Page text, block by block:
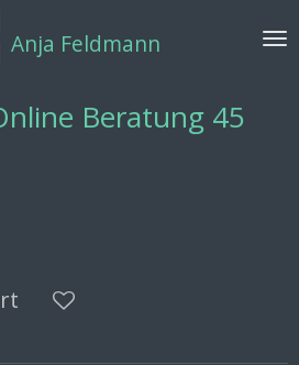
Anja Feldmann
Beratung 45